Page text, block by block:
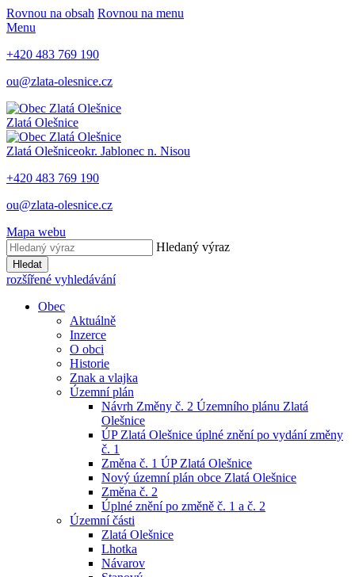
Rovnou na obsah Rovnou na menu
Menu
+420 483 769 190
ou@zlata-olesnice.cz
Zlatá Olešnice
Zlatá Olešniceokr. Jablonec n. Nisou
+420 483 769 190
ou@zlata-olesnice.cz
Mapa webu
Hledaný výraz
Hledat
rozšířené vyhledávání
Obec
Aktuálně
Inzerce
O obci
Historie
Znak a vlajka
Územní plán
Návrh Změny č. 2 Územního plánu Zlatá
Olešnice
ÚP Zlatá Olešnice úplné znění po vydání změny
č. 1
Změna č. 1 ÚP Zlatá Olešnice
Nový územní plán obce Zlatá Olešnice
Změna č. 2
Úplné znění po změně č. 1 a č. 2
Územní části
Zlatá Olešnice
Lhotka
Návarov